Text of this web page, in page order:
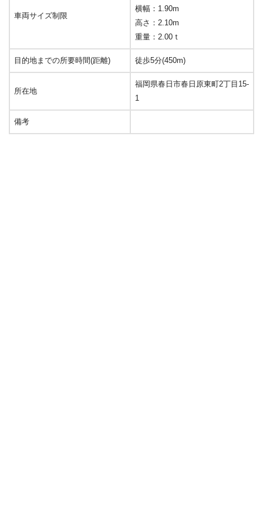
車両サイズ制限
横幅：1.90m
高さ：2.10m
重量：2.00ｔ
目的地までの所要時間(距離) 徒歩5分(450m)
所在地
福岡県春日市春日原東町2丁目15-
1
備考